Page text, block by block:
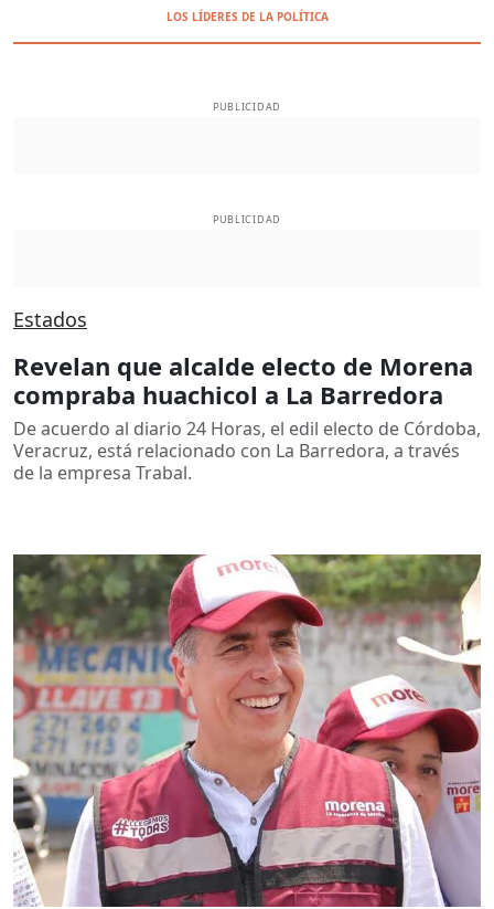
LOS LÍDERES DE LA POLÍTICA
PUBLICIDAD
PUBLICIDAD
Estados
Revelan que alcalde electo de Morena
compraba huachicol a La Barredora
De acuerdo al diario 24 Horas, el edil electo de Córdoba,
Veracruz, está relacionado con La Barredora, a través
de la empresa Trabal.